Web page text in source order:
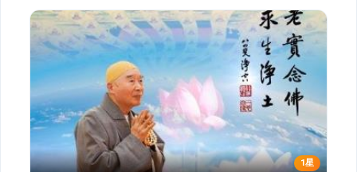
1星